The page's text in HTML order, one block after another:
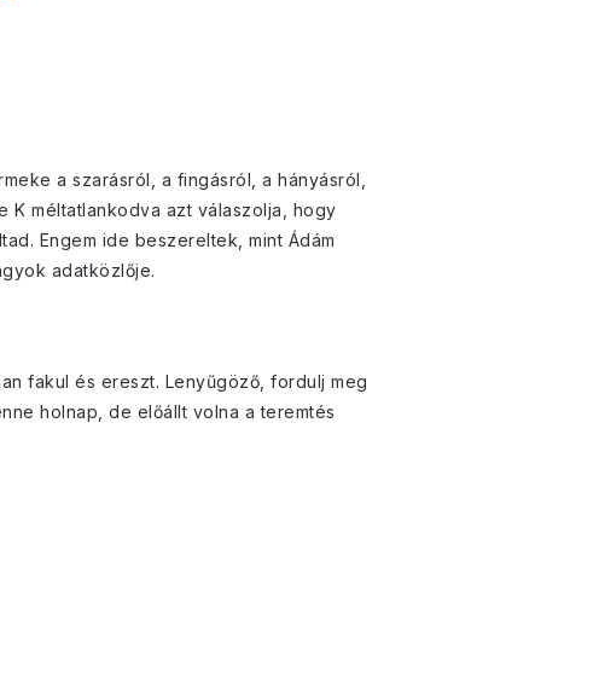
a szarásról, a fingásról, a hányásról,
K méltatlankodva azt válaszolja, hogy
Engem ide beszereltek, mint Ádám
adatközlője.
fakul és ereszt. Lenyűgöző, fordulj meg
holnap, de előállt volna a teremtés